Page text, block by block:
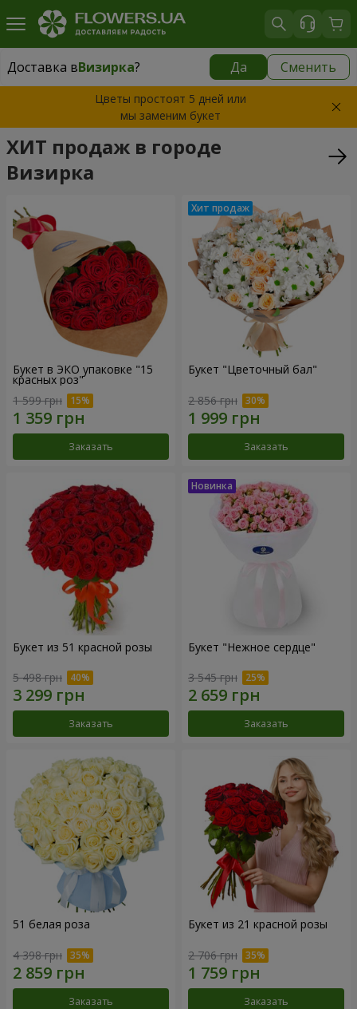
Доставка вВизирка? Да Сменить
Доставка вВизирка|
Цветы простоят 5 дней или
мы заменим букет
ХИТ продаж в городе
Визирка
Букет в ЭКО упаковке "15
красных роз"
1 599 грн
Заказать
Букет "Цветочный бал"
2 856 грн
Заказать
Букет из 51 красной розы
5 498 грн
Заказать
Букет "Нежное сердце"
3 545 грн
Заказать
51 белая роза
4 398 грн
Заказать
Букет из 21 красной розы
2 706 грн
Заказать